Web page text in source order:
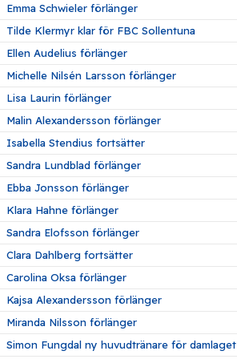
Emma Schwieler förlänger
Tilde Klermyr klar för FBC Sollentuna
Ellen Audelius förlänger
Michelle Nilsén Larsson förlänger
Lisa Laurin förlänger
Malin Alexandersson förlänger
Isabella Stendius fortsätter
Sandra Lundblad förlänger
Ebba Jonsson förlänger
Klara Hahne förlänger
Sandra Elofsson förlänger
Clara Dahlberg fortsätter
Carolina Oksa förlänger
Kajsa Alexandersson förlänger
Miranda Nilsson förlänger
Simon Fungdal ny huvudtränare för damlaget